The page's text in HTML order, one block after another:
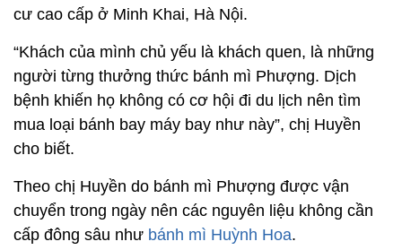
cư cao cấp ở Minh Khai, Hà Nội.
“Khách của mình chủ yếu là khách quen, là những
người từng thưởng thức bánh mì Phượng. Dịch
bệnh khiến họ không có cơ hội đi du lịch nên tìm
mua loại bánh bay máy bay như này”, chị Huyền
cho biết.
Theo chị Huyền do bánh mì Phượng được vận
chuyển trong ngày nên các nguyên liệu không cần
cấp đông sâu như bánh mì Huỳnh Hoa.